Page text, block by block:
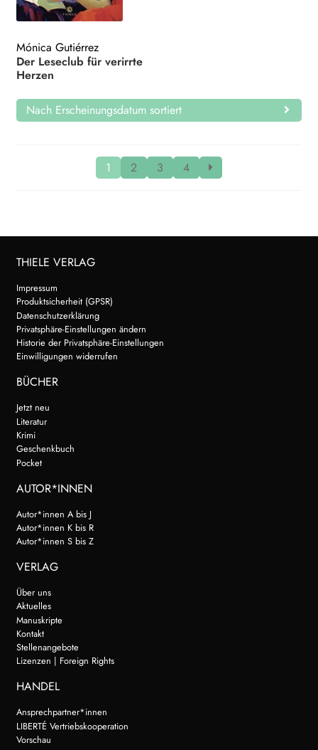
Mónica Gutiérrez
Der Leseclub für verirrte
Herzen
Nach Erscheinungsdatum sortiert
1 2 3 4
THIELE VERLAG
Impressum
Produktsicherheit (GPSR)
Datenschutzerklärung
Privatsphäre-Einstellungen ändern
Historie der Privatsphäre-Einstellungen
Einwilligungen widerrufen
BÜCHER
Jetzt neu
Literatur
Krimi
Geschenkbuch
Pocket
AUTOR*INNEN
Autor*innen A bis J
Autor*innen K bis R
Autor*innen S bis Z
VERLAG
Über uns
Aktuelles
Manuskripte
Kontakt
Stellenangebote
Lizenzen | Foreign Rights
HANDEL
Ansprechpartner*innen
LIBERTÉ Vertriebskooperation
Vorschau